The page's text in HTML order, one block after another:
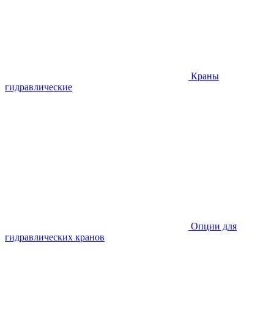
Краны
гидравлические
Опции для
гидравлических кранов